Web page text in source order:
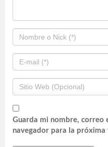
Guarda mi nombre, correo
navegador para la próxima